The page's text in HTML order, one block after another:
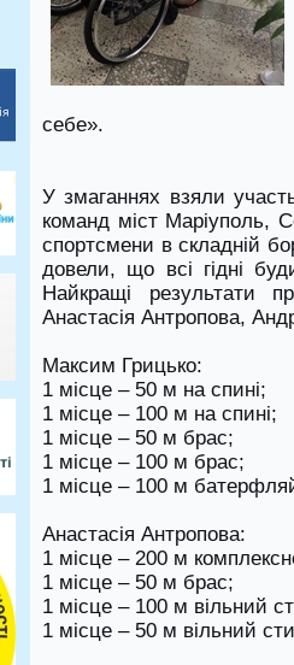
себе».
У змаганнях взяли
команд міст Маріуполь,
спортсмени в складній
довели, що всі гідні
Найкращі результати
Анастасія Антропова,
Максим Грицько:
1 місце – 50 м на спині;
1 місце – 100 м на спині;
1 місце – 50 м брас;
1 місце – 100 м брас;
1 місце – 100 м
Анастасія Антропова:
1 місце – 200 м
1 місце – 50 м брас;
1 місце – 100 м вільний
1 місце – 50 м вільний